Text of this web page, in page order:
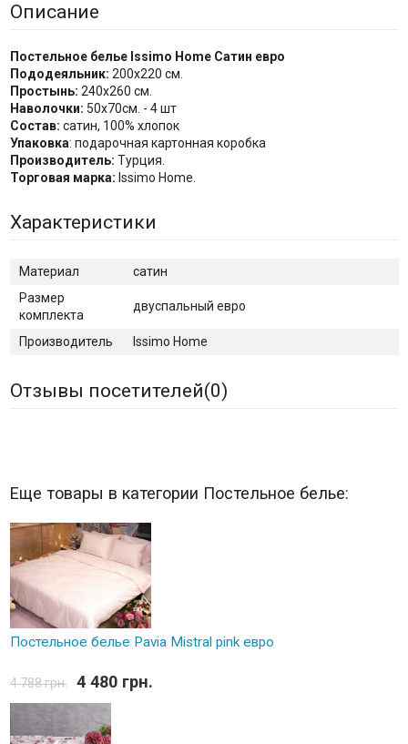
Описание
Постельное белье Issimo Home Сатин евро
Пододеяльник: 200x220 см.
Простынь: 240x260 см.
Наволочки: 50x70см. - 4 шт
Состав: сатин, 100% хлопок
Упаковка: подарочная картонная коробка
Производитель: Турция.
Торговая марка: Issimo Home.
Характеристики
Материал
сатин
Размер
комплекта
двуспальный евро
Производитель Issimo Home
Отзывы посетителей(0)
Еще товары в категории Постельное белье:
Постельное белье Pavia Mistral pink евро
4 788 грн. 4 480 грн.